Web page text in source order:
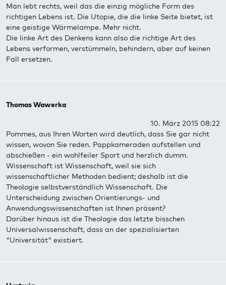
Man lebt rechts, weil das die einzig mögliche Form des
richtigen Lebens ist. Die Utopie, die die linke Seite bietet, ist
eine geistige Wärmelampe. Mehr nicht.
Die linke Art des Denkens kann also die richtige Art des
Lebens verformen, verstümmeln, behindern, aber auf keinen
Fall ersetzen.
Thomas Wawerka
10. März 2015 08:22
Pommes, aus Ihren Worten wird deutlich, dass Sie gar nicht
wissen, wovon Sie reden. Pappkameraden aufstellen und
abschießen - ein wohlfeiler Sport und herzlich dumm.
Wissenschaft ist Wissenschaft, weil sie sich
wissenschaftlicher Methoden bedient; deshalb ist die
Theologie selbstverständlich Wissenschaft. Die
Unterscheidung zwischen Orientierungs- und
Anwendungswissenschaften ist Ihnen präsent?
Darüber hinaus ist die Theologie das letzte bisschen
Universalwissenschaft, dass an der spezialisierten
"Universität" existiert.